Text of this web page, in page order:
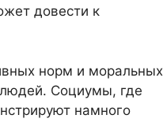
довести к
норм и моральных
людей. Социумы, где
намного